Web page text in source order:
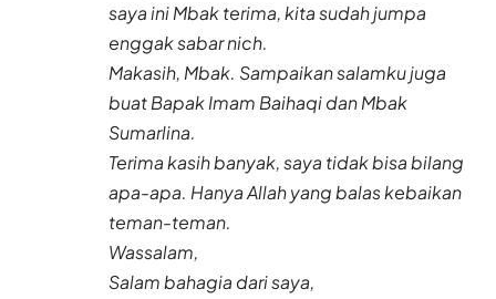
saya ini Mbak terima, kita sudah jumpa
enggak sabar nich.
Makasih, Mbak. Sampaikan salamku juga
buat Bapak Imam Baihaqi dan Mbak
Sumarlina.
Terima kasih banyak, saya tidak bisa bilang
apa-apa. Hanya Allah yang balas kebaikan
teman-teman.
Wassalam,
Salam bahagia dari saya,